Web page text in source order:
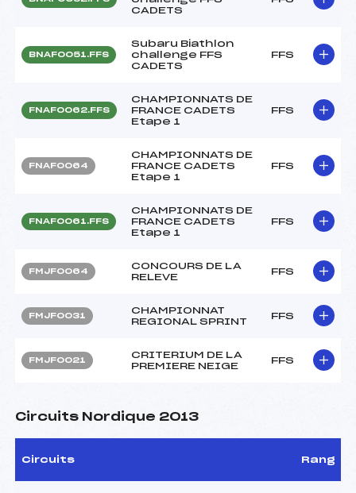
CADETS
BNAF0051.FFS
Subaru Biathlon
challenge FFS
CADETS
FFS
FNAF0062.FFS
CHAMPIONNATS DE
FRANCE CADETS
Etape 1
FFS
FNAF0064
CHAMPIONNATS DE
FRANCE CADETS
Etape 1
FFS
FNAF0061.FFS
CHAMPIONNATS DE
FRANCE CADETS
Etape 1
FFS
FMJF0064
CONCOURS DE LA
RELEVE
FFS
FMJF0031
CHAMPIONNAT
REGIONAL SPRINT
FFS
FMJF0021
CRITERIUM DE LA
PREMIERE NEIGE
FFS
Circuits Nordique 2013
Circuits Rang